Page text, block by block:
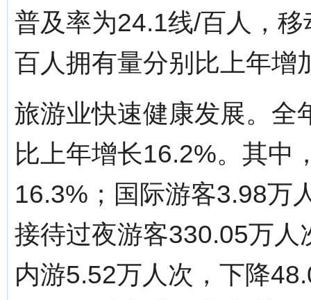
普及率为24.1线/百人，
百人拥有量分别比上年增
旅游业快速健康发展。全
比上年增长16.2%。其中
16.3%；国际游客3.98万
接待过夜游客330.05万
内游5.52万人次，下降